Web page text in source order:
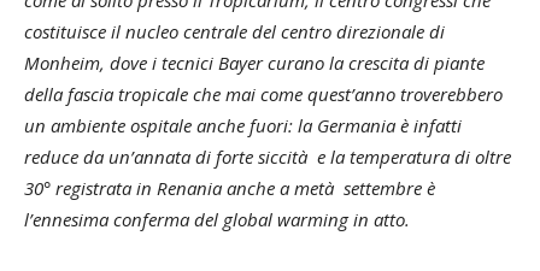
costituisce il nucleo centrale del centro direzionale di
Monheim, dove i tecnici Bayer curano la crescita di piante
della fascia tropicale che mai come quest’anno troverebbero
un ambiente ospitale anche fuori: la Germania è infatti
reduce da un’annata di forte siccità e la temperatura di oltre
30° registrata in Renania anche a metà settembre è
l’ennesima conferma del global warming in atto.